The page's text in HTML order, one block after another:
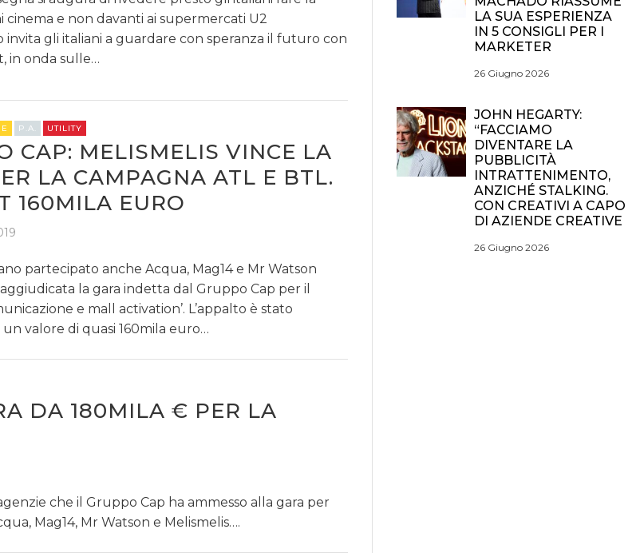
cinema e non davanti ai supermercati U2
invita gli italiani a guardare con speranza il futuro con
in onda sulle…
P.A. UTILITY
CAP: MELISMELIS VINCE LA
LA CAMPAGNA ATL E BTL.
160MILA EURO
partecipato anche Acqua, Mag14 e Mr Watson
aggiudicata la gara indetta dal Gruppo Cap per il
e mall activation’. L’appalto è stato
valore di quasi 160mila euro…
DA 180MILA € PER LA
che il Gruppo Cap ha ammesso alla gara per
Mag14, Mr Watson e Melismelis….
LA SUA ESPERIENZA
IN 5 CONSIGLI PER I
MARKETER
26 Giugno 2026
JOHN HEGARTY:
“FACCIAMO
DIVENTARE LA
PUBBLICITÀ
INTRATTENIMENTO,
ANZICHÉ STALKING.
CON CREATIVI A CAPO
DI AZIENDE CREATIVE
26 Giugno 2026